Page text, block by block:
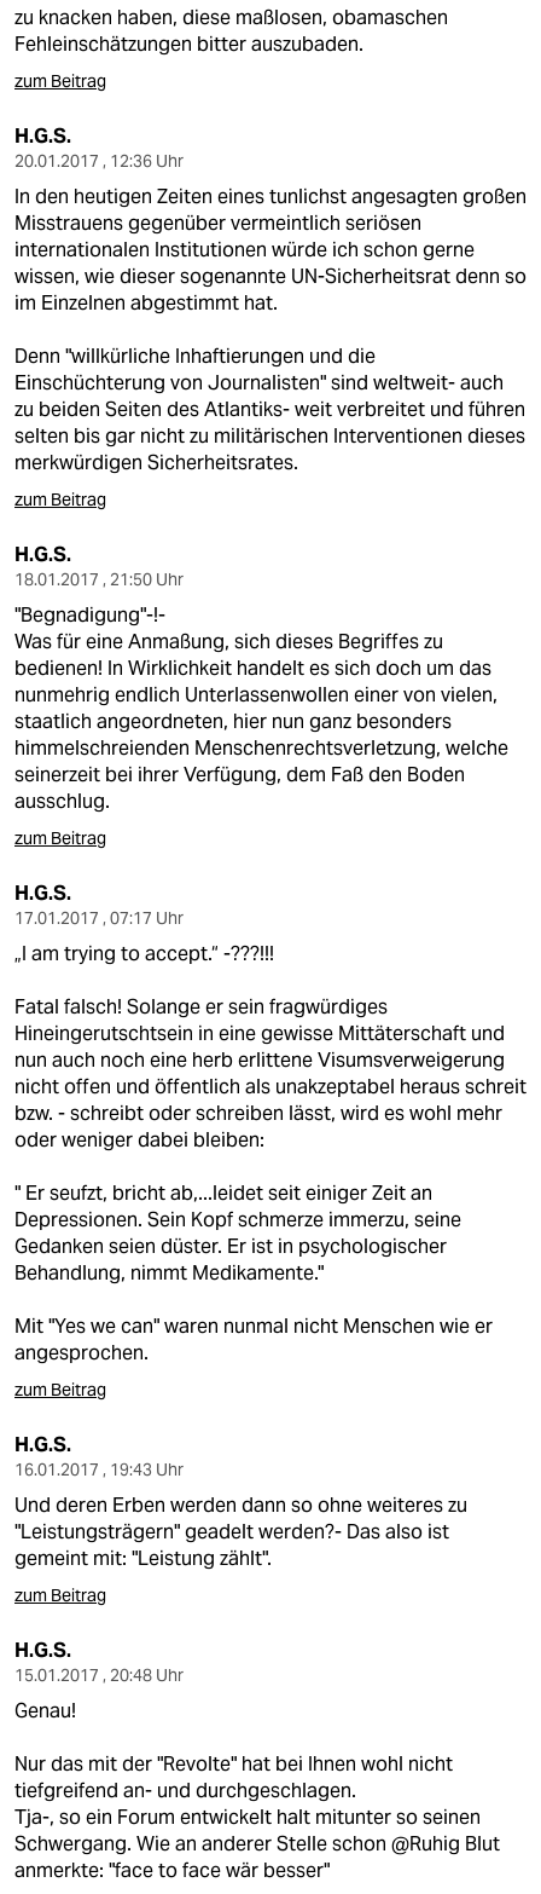
zu knacken haben, diese maßlosen, obamaschen
Fehleinschätzungen bitter auszubaden.
zum Beitrag
H.G.S.
20.01.2017 , 12:36 Uhr
In den heutigen Zeiten eines tunlichst angesagten großen
Misstrauens gegenüber vermeintlich seriösen
internationalen Institutionen würde ich schon gerne
wissen, wie dieser sogenannte UN-Sicherheitsrat denn so
im Einzelnen abgestimmt hat.
Denn "willkürliche Inhaftierungen und die
Einschüchterung von Journalisten" sind weltweit- auch
zu beiden Seiten des Atlantiks- weit verbreitet und führen
selten bis gar nicht zu militärischen Interventionen dieses
merkwürdigen Sicherheitsrates.
zum Beitrag
H.G.S.
18.01.2017 , 21:50 Uhr
"Begnadigung"-!-
Was für eine Anmaßung, sich dieses Begriffes zu
bedienen! In Wirklichkeit handelt es sich doch um das
nunmehrig endlich Unterlassenwollen einer von vielen,
staatlich angeordneten, hier nun ganz besonders
himmelschreienden Menschenrechtsverletzung, welche
seinerzeit bei ihrer Verfügung, dem Faß den Boden
ausschlug.
zum Beitrag
H.G.S.
17.01.2017 , 07:17 Uhr
„I am trying to accept.“ -???!!!
Fatal falsch! Solange er sein fragwürdiges
Hineingerutschtsein in eine gewisse Mittäterschaft und
nun auch noch eine herb erlittene Visumsverweigerung
nicht offen und öffentlich als unakzeptabel heraus schreit
bzw. - schreibt oder schreiben lässt, wird es wohl mehr
oder weniger dabei bleiben:
" Er seufzt, bricht ab,...leidet seit einiger Zeit an
Depressionen. Sein Kopf schmerze immerzu, seine
Gedanken seien düster. Er ist in psychologischer
Behandlung, nimmt Medikamente."
Mit "Yes we can" waren nunmal nicht Menschen wie er
angesprochen.
zum Beitrag
H.G.S.
16.01.2017 , 19:43 Uhr
Und deren Erben werden dann so ohne weiteres zu
"Leistungsträgern" geadelt werden?- Das also ist
gemeint mit: "Leistung zählt".
zum Beitrag
H.G.S.
15.01.2017 , 20:48 Uhr
Genau!
Nur das mit der "Revolte" hat bei Ihnen wohl nicht
tiefgreifend an- und durchgeschlagen.
Tja-, so ein Forum entwickelt halt mitunter so seinen
Schwergang. Wie an anderer Stelle schon @Ruhig Blut
anmerkte: "face to face wär besser"